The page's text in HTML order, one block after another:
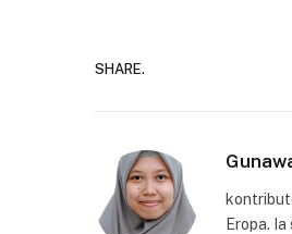
SHARE.
Eropa.